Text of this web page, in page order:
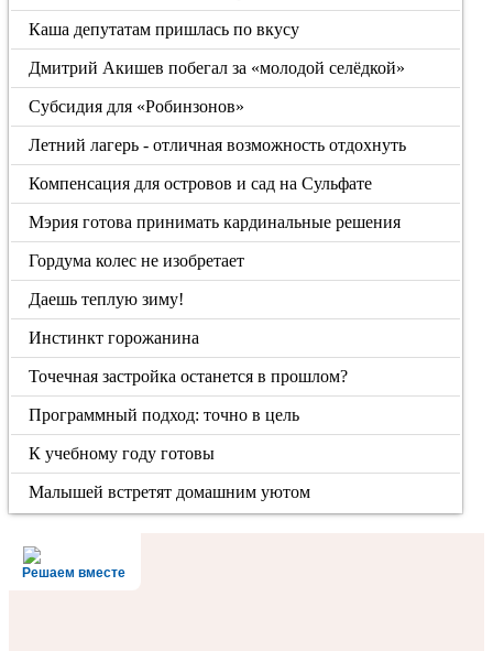
Каша депутатам пришлась по вкусу
Дмитрий Акишев побегал за «молодой селёдкой»
Субсидия для «Робинзонов»
Летний лагерь - отличная возможность отдохнуть
Компенсация для островов и сад на Сульфате
Мэрия готова принимать кардинальные решения
Гордума колес не изобретает
Даешь теплую зиму!
Инстинкт горожанина
Точечная застройка останется в прошлом?
Программный подход: точно в цель
К учебному году готовы
Малышей встретят домашним уютом
Решаем вместе